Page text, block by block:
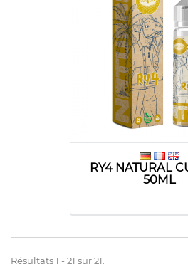
RY4 NATURAL
50ML
Résultats 1 - 21 sur 21.